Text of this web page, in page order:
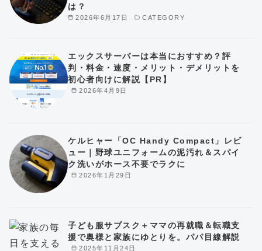
2026年6月17日 CATEGORY
は？
2026年4月9日
エックスサーバーは本当におすすめ？評
判・料金・速度・メリット・デメリットを
初心者向けに解説【PR】
2026年1月29日
ケルヒャー「OC Handy Compact」レビ
ュー｜野球ユニフォームの泥汚れ＆スパイ
ク洗いがホース不要でラクに
2025年11月24日
子ども服サブスク＋ママの再就職＆転職支
援で奥様と家族にゆとりを。パパ目線解説